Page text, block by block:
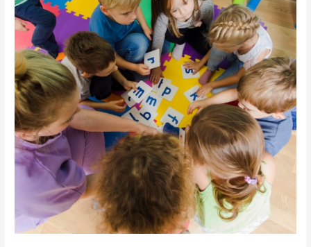
Aprendizaje
Basado
en
Proyectos?
Abordaje
para
el
Nivel
Inicial